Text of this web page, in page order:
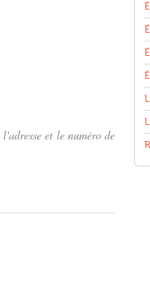
et le numéro de